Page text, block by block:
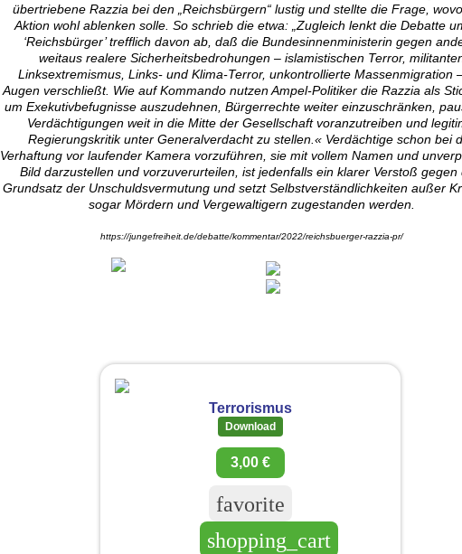
übertriebene Razzia bei den „Reichsbürgern“ lustig und stellte die Frage,
Aktion wohl ablenken solle. So schrieb die etwa: „Zugleich lenkt die Debatte
‘Reichsbürger’ trefflich davon ab, daß die Bundesinnenministerin gegen
weitaus realere Sicherheitsbedrohungen – islamistischen Terror,
Linksextremismus, Links- und Klima-Terror, unkontrollierte Massenmigration
Augen verschließt. Wie auf Kommando nutzen Ampel-Politiker die Razzia als
um Exekutivbefugnisse auszudehnen, Bürgerrechte weiter einzuschränken,
Verdächtigungen weit in die Mitte der Gesellschaft voranzutreiben und
Regierungskritik unter Generalverdacht zu stellen.« Verdächtige schon bei
Verhaftung vor laufender Kamera vorzuführen, sie mit vollem Namen und
Bild darzustellen und vorzuverurteilen, ist jedenfalls ein klarer Verstoß gegen
Grundsatz der Unschuldsvermutung und setzt Selbstverständlichkeiten außer
sogar Mördern und Vergewaltigern zugestanden werden.
https://jungefreiheit.de/debatte/kommentar/2022/reichsbuerger-razzia-pr/
Terrorismus
Download
3,00 €
favorite
shopping_cart